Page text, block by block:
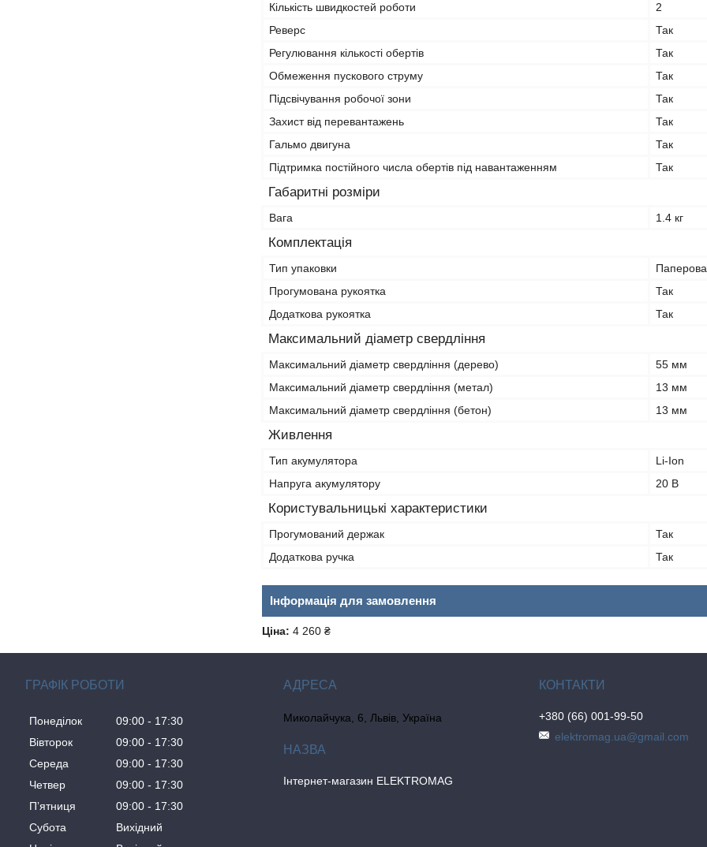
Кількість швидкостей роботи
2
Реверс
Так
Регулювання кількості обертів
Так
Обмеження пускового струму
Так
Підсвічування робочої зони
Так
Захист від перевантажень
Так
Гальмо двигуна
Так
Підтримка постійного числа обертів під навантаженням
Так
Габаритні розміри
Вага 1.4 кг
Комплектація
Тип упаковки
Прогумована рукоятка
Так
Додаткова рукоятка
Так
Максимальний діаметр свердління
Максимальний діаметр свердління (дерево)
55 мм
Максимальний діаметр свердління (метал)
13 мм
Максимальний діаметр свердління (бетон)
13 мм
Живлення
Тип акумулятора
Li-Ion
Напруга акумулятору
20 В
Користувальницькі характеристики
Прогумований держак
Так
Додаткова ручка
Так
Інформація для замовлення
Ціна: 4 260 ₴
ГРАФІК РОБОТИ
Понеділок 09:00
17:30
Вівторок
09:00
17:30
Середа
09:00
17:30
Четвер
09:00
17:30
Пʼятниця
09:00
17:30
Субота
Вихідний
Миколайчука, 6, Львів, Україна
Інтернет-магазин ELEKTROMAG
+380 (66) 001-99-50
elektromag.ua@gmail.com